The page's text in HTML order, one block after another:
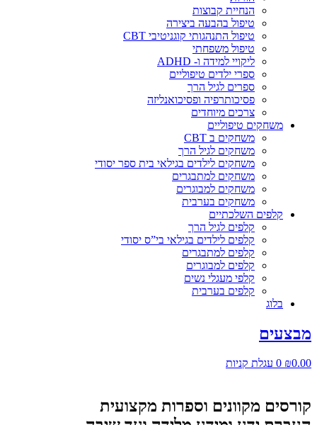
הנחיית קבוצות
טיפול בהבעה ביצירה
טיפול התנהגותי קוגניטיבי CBT
טיפול משפחתי
ליקויי למידה ו- ADHD
ספרי ילדים טיפוליים
ספרים לגיל הרך
פסיכותרפיה ופסיכואנליזה
צרכים מיוחדים
משחקים טיפוליים
משחקים ב CBT
משחקים לגיל הרך
משחקים לילדים בגילאי בית ספר יסודי
משחקים למתבגרים
משחקים למבוגרים
משחקים בערבית
קלפים השלכתיים
קלפים לגיל הרך
קלפים לילדים בגילאי בי”ס יסודי
קלפים למתבגרים
קלפים למבוגרים
קלפי מעגלי נשים
קלפים בערבית
בלוג
מבצעים
₪0.00
0 עגלת קניות
קורסים מקוונים וספרות מקצועית